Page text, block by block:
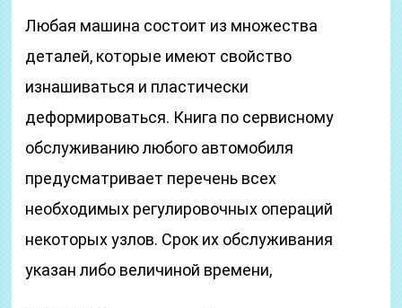
Любая машина состоит из множества
деталей, которые имеют свойство
изнашиваться и пластически
деформироваться. Книга по сервисному
обслуживанию любого автомобиля
предусматривает перечень всех
необходимых регулировочных операций
некоторых узлов. Срок их обслуживания
указан либо величиной времени,